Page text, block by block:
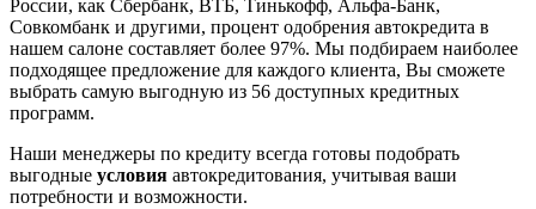
России, как Сбербанк, ВТБ, Тинькофф, Альфа-Банк,
Совкомбанк и другими, процент одобрения автокредита в
нашем салоне составляет более 97%. Мы подбираем наиболее
подходящее предложение для каждого клиента, Вы сможете
выбрать самую выгодную из 56 доступных кредитных
программ.
Наши менеджеры по кредиту всегда готовы подобрать
выгодные условия автокредитования, учитывая ваши
потребности и возможности.